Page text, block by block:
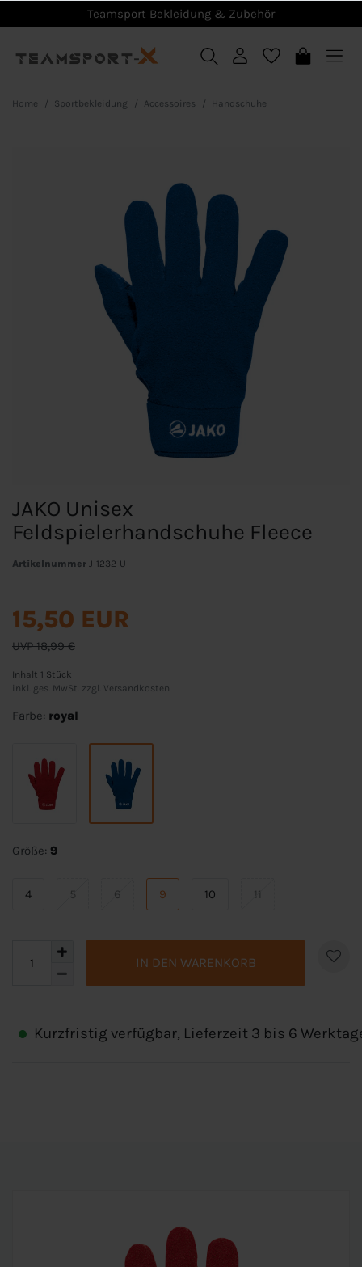
Teamsport Bekleidung & Zubehör
Home Sportbekleidung Accessoires Handschuhe
JAKO Unisex
Feldspielerhandschuhe Fleece
Artikelnummer J-1232-U
UVP 18,99 €
15,50 EUR
Inhalt 1 Stück
inkl. ges. MwSt. zzgl.
Versandkosten
Farbe: royal
Größe: 9
4 5 6 9 10 11
IN DEN WARENKORB
Kurzfristig verfügbar, Lieferzeit 3 bis 6